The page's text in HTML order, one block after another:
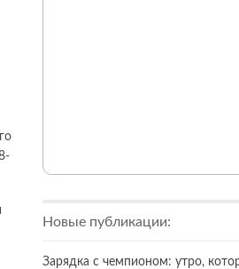
Новые публикации:
Зарядка с чемпионом: утро,